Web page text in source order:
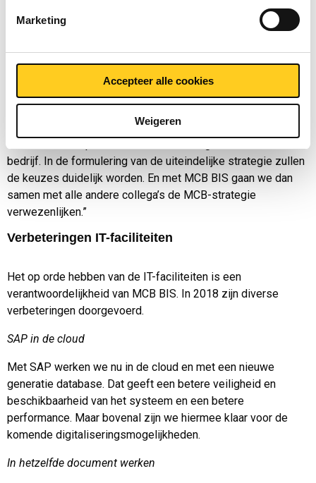
Marketing
Accepteer alle cookies
Weigeren
meer op hun papieren te wachten.
het MCB Boek. Mensen kunnen er dan via ‘vraag-antwoord’
digitaal doorheen lopen. Dat is nog veel gebruiksvriendelijker
dan nu.
Qua technologie zijn er eigenlijk geen beperkingen. Het gaat
bedrijf. In de formulering van de uiteindelijke strategie zullen
de keuzes duidelijk worden. En met MCB BIS gaan we dan
samen met alle andere collega’s de MCB-strategie
verwezenlijken.”
Verbeteringen IT-faciliteiten
Het op orde hebben van de IT-faciliteiten is een
verantwoordelijkheid van MCB BIS. In 2018 zijn diverse
verbeteringen doorgevoerd.
SAP in de cloud
Met SAP werken we nu in de cloud en met een nieuwe
generatie database. Dat geeft een betere veiligheid en
beschikbaarheid van het systeem en een betere
performance. Maar bovenal zijn we hiermee klaar voor de
komende digitaliseringsmogelijkheden.
In hetzelfde document werken